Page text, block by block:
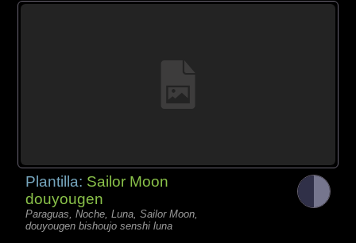
Plantilla: Sailor Moon
douyougen
Paraguas, Noche, Luna, Sailor Moon,
douyougen bishoujo senshi luna